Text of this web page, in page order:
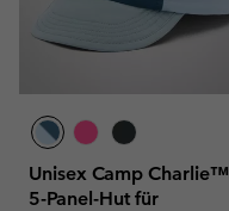
Unisex Camp Charlie™
5-Panel-Hut für